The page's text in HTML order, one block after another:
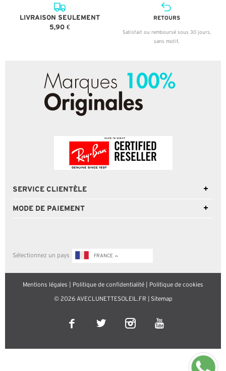
LIVRAISON SEULEMENT
5,90 €
RETOURS
Satisfait ou remboursé sous 30 jours,
sans motif.
SERVICE CLIENTÈLE
MODE DE PAIEMENT
Sélectionnez un pays FRANCE
Mentions légales Politique de confidentialité Politique de cookies
© 2026 AVECLUNETTESOLEIL.FR | Sitemap